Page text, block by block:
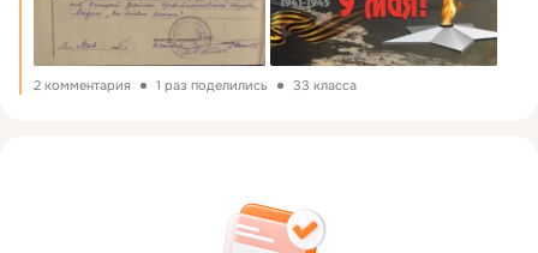
2 комментария 1 раз поделились 33 класса